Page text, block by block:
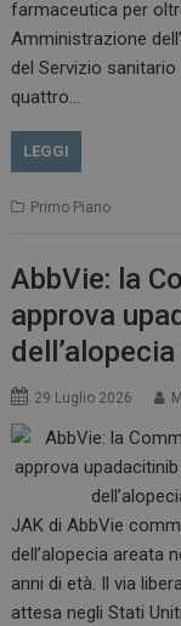
farmaceutica per
Amministrazione
del Servizio
quattro…
LEGGI
Primo Piano
AbbVie: la
approva
29 Luglio 2026
JAK di AbbVie
dell’alopecia areata
anni di età. Il via
attesa negli Stati